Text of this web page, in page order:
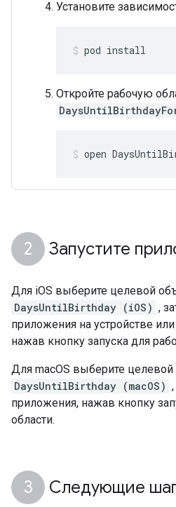
Установите
pod install
Откройте рабочую
open
Запустите
Для iOS выберите целевой
DaysUntilBirthday (iOS) ,
приложения на устройстве
нажав кнопку запуска для
Для macOS выберите целевой
DaysUntilBirthday (macOS)
приложения, нажав кнопку
области.
Следующие